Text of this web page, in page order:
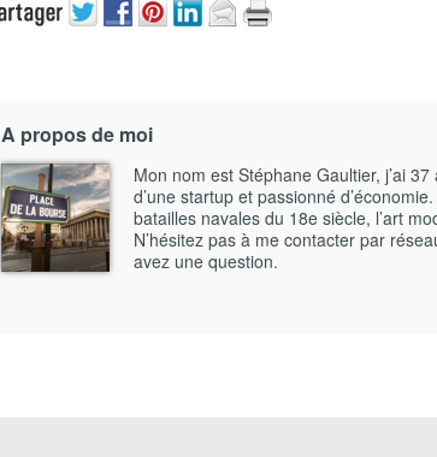
A propos de moi
Mon nom est Stéphane Gaultier, j’ai
d’une startup et passionné
batailles navales du 18e siècle, l’art
N’hésitez pas à me contacter par
avez une question.